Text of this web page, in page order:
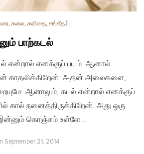
, கலை, கவிதை, சங்கீதம்
பாற்கடல்
என்றால் எனக்குப் பயம். ஆனால்
காதலிக்கிறேன். அதன் அலைகளை,
ஆனாலும், கடல் என்றால் எனக்குப்
கால் நனைத்திருக்கிறேன். அது ஒரு
இன்னும் கொஞ்சம் உள்ளே…
September 21, 2014